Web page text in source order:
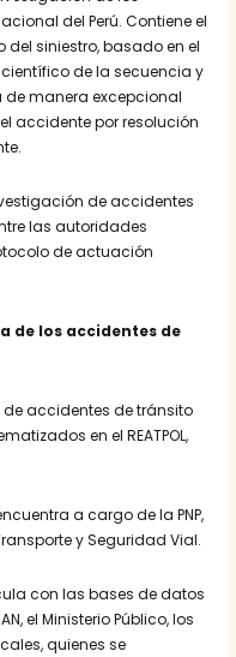
del Perú. Contiene el
siniestro, basado en el
de la secuencia y
manera excepcional
accidente por resolución
de accidentes
las autoridades
de actuación
de los accidentes de
de accidentes de tránsito
en el REATPOL,
a cargo de la PNP,
y Seguridad Vial.
con las bases de datos
el Ministerio Público, los
quienes se